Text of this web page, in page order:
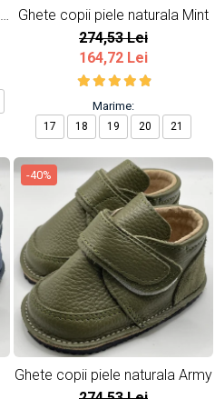
Ghete copii piele naturala Mint
274,53 Lei
164,72 Lei
Marime:
17 18 19 20 21
-40%
Ghete copii piele naturala Army